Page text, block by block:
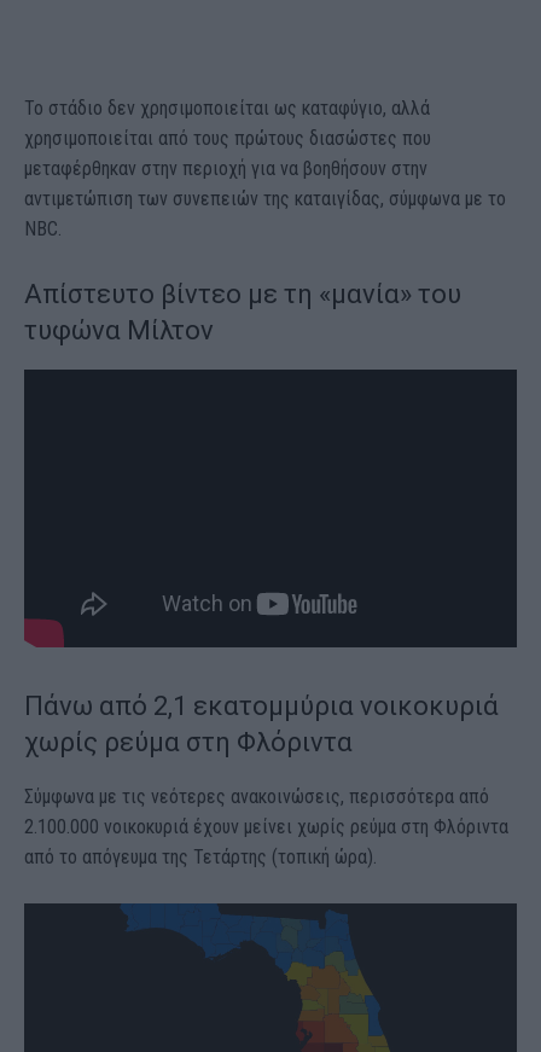
Το στάδιο δεν χρησιμοποιείται ως καταφύγιο, αλλά
χρησιμοποιείται από τους πρώτους διασώστες που
μεταφέρθηκαν στην περιοχή για να βοηθήσουν στην
αντιμετώπιση των συνεπειών της καταιγίδας, σύμφωνα με το
NBC.
Απίστευτο βίντεο με τη «μανία» του
τυφώνα Μίλτον
Πάνω από 2,1 εκατομμύρια νοικοκυριά
χωρίς ρεύμα στη Φλόριντα
Σύμφωνα με τις νεότερες ανακοινώσεις, περισσότερα από
2.100.000 νοικοκυριά έχουν μείνει χωρίς ρεύμα στη Φλόριντα
από το απόγευμα της Τετάρτης (τοπική ώρα).